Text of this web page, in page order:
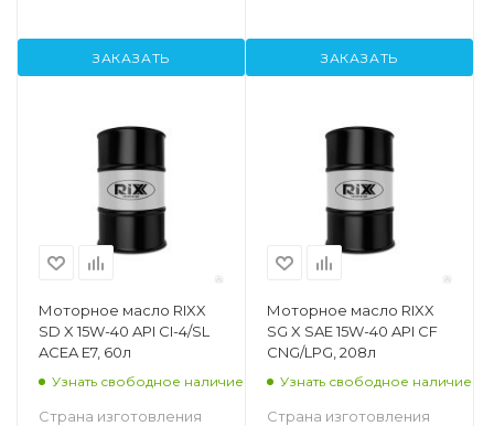
ЗАКАЗАТЬ ЗАКАЗАТЬ
Моторное масло RIXX
SD X 15W-40 API CI-4/SL
ACEA E7, 60л
Узнать свободное наличие
Страна изготовления
Моторное масло RIXX
SG X SAE 15W-40 API CF
CNG/LPG, 208л
Узнать свободное наличие
Страна изготовления